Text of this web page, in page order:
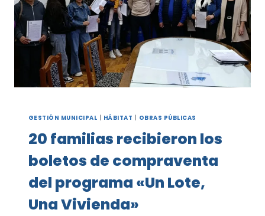
GESTIÓN MUNICIPAL HÁBITAT OBRAS PÚBLICAS
20 familias recibieron los
boletos de compraventa
del programa «Un Lote,
Una Vivienda»